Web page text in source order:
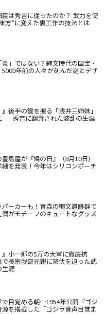
は秀吉に従ったのか？ 武力を使
方”に変えた裏工作の技法とは
」ではない？縄文時代の国宝・
年前の人々が刻んだ謎とデザ
』後半の鍵を握る「浅井三姉妹」
——秀吉に翻弄された波乱の生涯
島屋が『鳩の日』（8月10日）
を発表！今年はシリコンポーチ
ーカーも！青森の縄文遺跡群で
がモチーフのキュートなグッズ
』小一郎の5万の大軍に徹底抗
長宗我部元親に降伏を迫った武
生涯
で目覚める朝…1954年公開『ゴジ
を搭載した「ゴジラ音声目覚ま